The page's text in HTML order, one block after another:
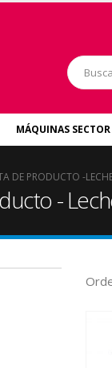
MÁQUINAS
DE PRODUCTO -
-